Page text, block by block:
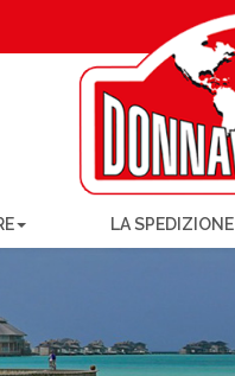
LA SPEDIZIONE